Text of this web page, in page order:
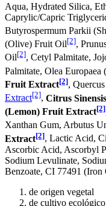
Aqua, Hydrated Silica,
Caprylic/Capric
Butyrospermum Parkii
(Olive) Fruit Oil[2],
Oil[2], Cetyl Palmitate,
Palmitate, Olea
Fruit Extract[2],
Extract[2], Citrus
(Lemon) Fruit Extract[2]
Xanthan Gum, Arbutus
Extract[2], Lactic Acid,
Ascorbic Acid, Ascorbyl
Sodium Levulinate,
Benzoate, CI 77491 (Iron
de origen vegetal
de cultivo ecológico